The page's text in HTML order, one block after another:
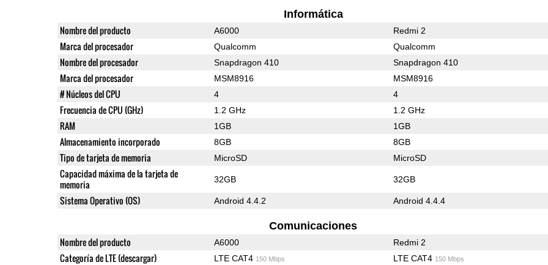
Informática
Nombre del producto A6000 Redmi 2
Marca del procesador Qualcomm Qualcomm
Nombre del procesador Snapdragon 410 Snapdragon 410
Marca del procesador MSM8916 MSM8916
# Núcleos del CPU 4 4
Frecuencia de CPU (GHz) 1.2 GHz 1.2 GHz
RAM 1GB 1GB
Almacenamiento incorporado 8GB 8GB
Tipo de tarjeta de memoria MicroSD MicroSD
Capacidad máxima de la tarjeta de
memoria
32GB 32GB
Sistema Operativo (OS) Android 4.4.2 Android 4.4.4
Comunicaciones
Nombre del producto A6000 Redmi 2
Categoría de LTE (descargar) LTE CAT4 150 Mbps LTE CAT4 150 Mbps